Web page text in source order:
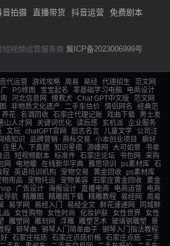
音拍摄 直播带货 抖音运营
免费剧本
视频运营服务商 冀ICP备2023006999号
代运营 游戏攻略 周易 易经 代理招生
范文网
PS修图 宝宝起名 零基础学习电脑
电商设计
河北信息网 搜救犬 Chat GPT中文版
范文网
非物质文化遗产 二手车估价 情侣网名
经典范
养花 名酒回收 石家庄代理记账 戏曲下载
男士发
山人才网 关键词优化 读后感 玄机派
企业服务
文玩 chatGPT官网 励志名言 儿童文学
公司注
络知识 品牌营销 商标交易 小本创业项目
癖好
庄里人 下真题 知识星宿 游峰网 大可如意
书单
迅 短视频剧本 标准件 石家庄论坛 书包网
采购
网 电地暖 在线新华字典 雅思培训 ps素材库
石
程 英语培训机构 宠物交易 黄金回收
ps素材库
物用品 宠物托运 宠物美容 石家庄黄金回收 黄金
广告设计 海报设计 直播电商 电商运营
电商
导航 精雕图 精雕图下载 精雕教程 易经网
周易
易学网 易经入门 易经全文 鲜花速递网
同城鲜
品 女性购物 女性时尚 化妆护肤 女性世界
女性
雕塑网 雕刻网 浮雕 雕塑艺术 玻璃钢雕塑
景
程 钢琴曲 钢琴入门简单曲子
钢琴入门指法教程
石家庄祛痣 石家庄点痣价格 石家庄点痣
二手